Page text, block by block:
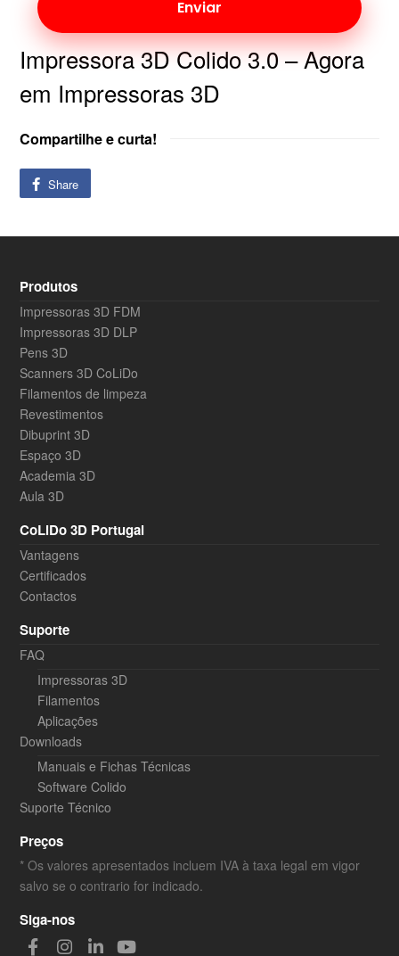
Impressora 3D Colido 3.0 – Agora
em Impressoras 3D
Compartilhe e curta!
Share
Produtos
Impressoras 3D FDM
Impressoras 3D DLP
Pens 3D
Scanners 3D CoLiDo
Filamentos de limpeza
Revestimentos
Dibuprint 3D
Espaço 3D
Academia 3D
Aula 3D
CoLiDo 3D Portugal
Vantagens
Certificados
Contactos
Suporte
FAQ
Impressoras 3D
Filamentos
Aplicações
Downloads
Manuais e Fichas Técnicas
Software Colido
Suporte Técnico
Preços
* Os valores apresentados incluem IVA à taxa legal em vigor
salvo se o contrario for indicado.
Siga-nos